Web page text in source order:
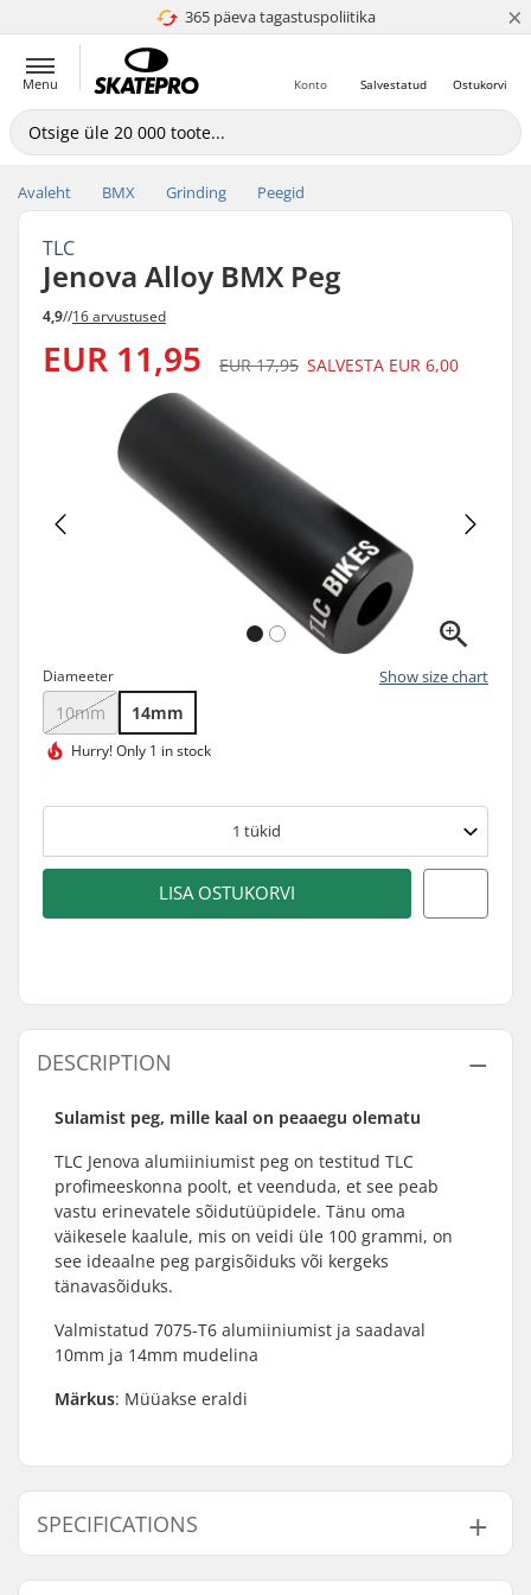
365 päeva tagastuspoliitika
4.8 paljaks 5 ×
Menu Ostukorvi
Salvestatud
Konto
Avaleht BMX Grinding Peegid
TLC
Jenova Alloy BMX Peg
4,9//16 arvustused
EUR 11,95 EUR 17,95 SALVESTA EUR 6,00
Diameeter Show size chart
10mm 14mm
Hurry!Only 1 in stock
1 tükid
LISA OSTUKORVI
DESCRIPTION
Sulamist peg, mille kaal on peaaegu olematu
TLC Jenova alumiiniumist peg on testitud TLC
profimeeskonna poolt, et veenduda, et see peab
vastu erinevatele sõidutüüpidele. Tänu oma
väikesele kaalule, mis on veidi üle 100 grammi, on
see ideaalne peg pargisõiduks või kergeks
tänavasõiduks.
Valmistatud 7075-T6 alumiiniumist ja saadaval
10mm ja 14mm mudelina
Märkus: Müüakse eraldi
SPECIFICATIONS
Telgede läbimõõt:
14mm